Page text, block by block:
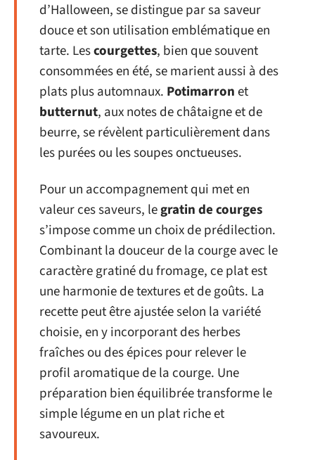
d’Halloween, se distingue par sa saveur
douce et son utilisation emblématique en
tarte. Lescourgettes, bien que souvent
consommées en été, se marient aussi à des
plats plus automnaux. Potimarronet
butternut, aux notes de châtaigne et de
beurre, se révèlent particulièrement dans
les purées ou les soupes onctueuses.
Pour un accompagnement qui met en
valeur ces saveurs, legratin de courges
s’impose comme un choix de prédilection.
Combinant la douceur de la courge avec le
caractère gratiné du fromage, ce plat est
une harmonie de textures et de goûts. La
recette peut être ajustée selon la variété
choisie, en y incorporant des herbes
fraîches ou des épices pour relever le
profil aromatique de la courge. Une
préparation bien équilibrée transforme le
simple légume en un plat riche et
savoureux.